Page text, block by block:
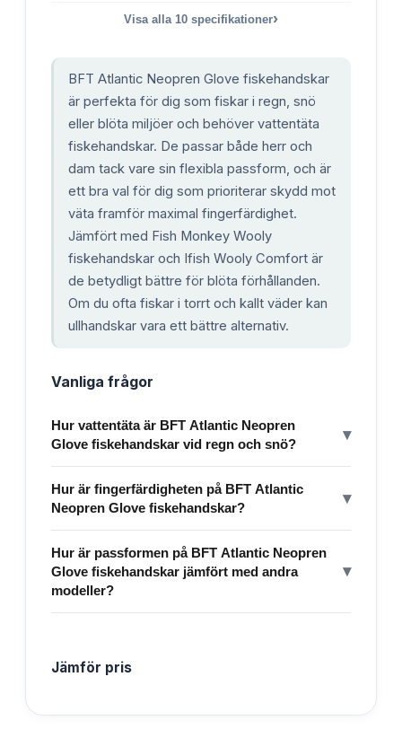
Visa alla 10 specifikationer›
BFT Atlantic Neopren Glove fiskehandskar
är perfekta för dig som fiskar i regn, snö
eller blöta miljöer och behöver vattentäta
fiskehandskar. De passar både herr och
dam tack vare sin flexibla passform, och är
ett bra val för dig som prioriterar skydd mot
väta framför maximal fingerfärdighet.
Jämfört med Fish Monkey Wooly
fiskehandskar och Ifish Wooly Comfort är
de betydligt bättre för blöta förhållanden.
Om du ofta fiskar i torrt och kallt väder kan
ullhandskar vara ett bättre alternativ.
Vanliga frågor
Hur vattentäta är BFT Atlantic Neopren
Glove fiskehandskar vid regn och snö?
▾
Hur är fingerfärdigheten på BFT Atlantic
Neopren Glove fiskehandskar?
▾
Hur är passformen på BFT Atlantic Neopren
Glove fiskehandskar jämfört med andra
modeller?
▾
Jämför pris